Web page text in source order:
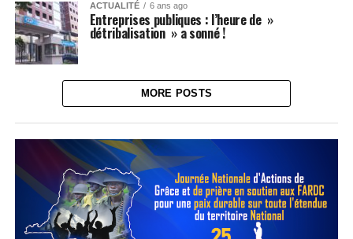
ACTUALITÉ 6 ans ago
Entreprises publiques : l’heure de »
détribalisation » a sonné !
MORE POSTS